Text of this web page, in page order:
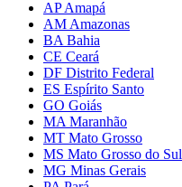
AP Amapá
AM Amazonas
BA Bahia
CE Ceará
DF Distrito Federal
ES Espírito Santo
GO Goiás
MA Maranhão
MT Mato Grosso
MS Mato Grosso do Sul
MG Minas Gerais